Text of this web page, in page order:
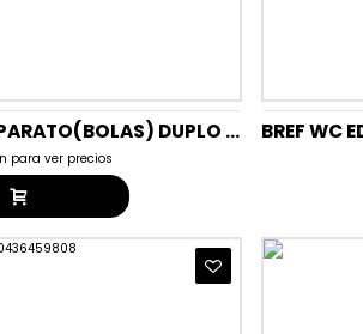
BREF WC EDIC.LIMIT.APARATO(BOLAS) DUPLO AROMAS DEL SUR
para ver precios